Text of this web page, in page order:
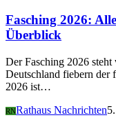
Fasching 2026:
Überblick
Der Fasching 2026
Deutschland fiebern der
2026 ist…
RNRathaus Nachrichten